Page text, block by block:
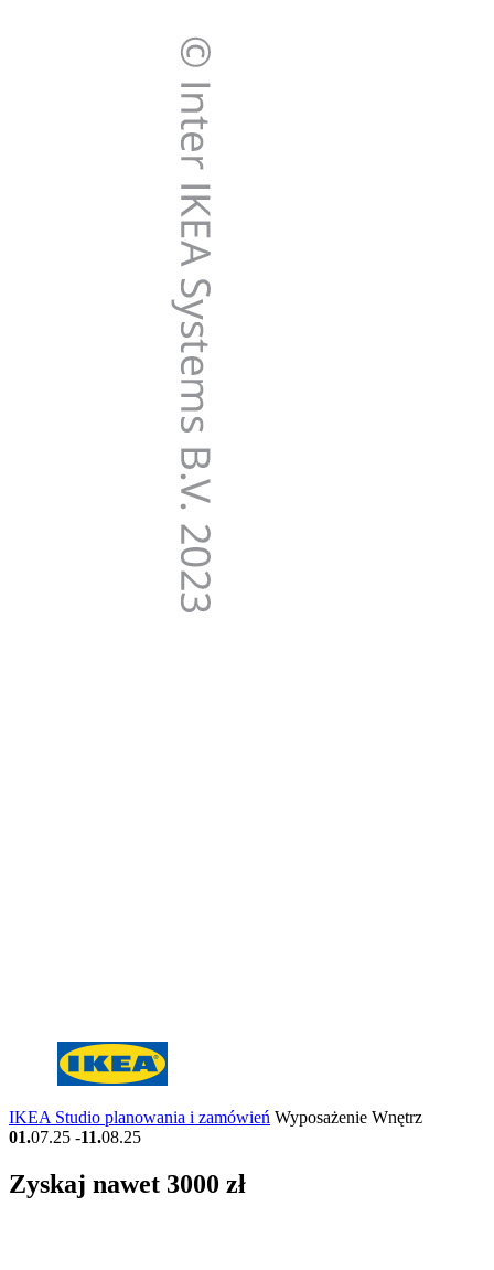
IKEA Studio planowania i zamówień Wyposażenie Wnętrz
01.07.25 -11.08.25
Zyskaj nawet 3000 zł